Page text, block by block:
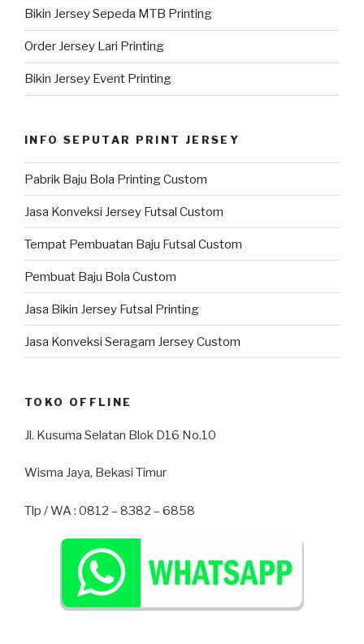
Bikin Jersey Sepeda MTB Printing
Order Jersey Lari Printing
Bikin Jersey Event Printing
INFO SEPUTAR PRINT JERSEY
Pabrik Baju Bola Printing Custom
Jasa Konveksi Jersey Futsal Custom
Tempat Pembuatan Baju Futsal Custom
Pembuat Baju Bola Custom
Jasa Bikin Jersey Futsal Printing
Jasa Konveksi Seragam Jersey Custom
TOKO OFFLINE
Jl. Kusuma Selatan Blok D16 No.10
Wisma Jaya, Bekasi Timur
Tlp / WA : 0812 – 8382 – 6858